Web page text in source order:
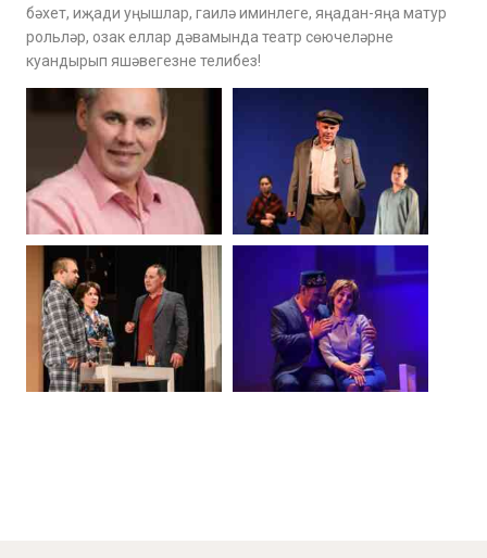
бәхет, иҗади уңышлар, гаилә иминлеге, яңадан-яңа матур
рольләр, озак еллар дәвамында театр сөючеләрне
куандырып яшәвегезне телибез!